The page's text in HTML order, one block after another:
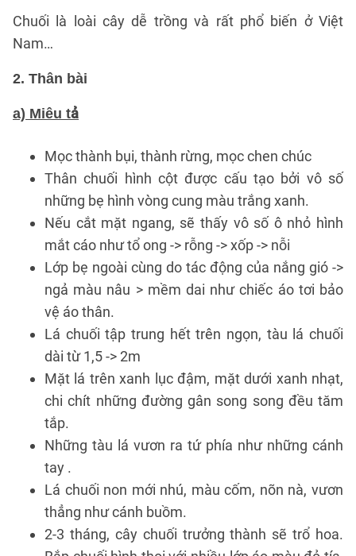
Chuối là loài cây dễ trồng và rất phổ biến ở Việt
Nam…
2. Thân bài
a) Miêu tả
Mọc thành bụi, thành rừng, mọc chen chúc
Thân chuối hình cột được cấu tạo bởi vô số
những bẹ hình vòng cung màu trắng xanh.
Nếu cắt mặt ngang, sẽ thấy vô số ô nhỏ hình
mắt cáo như tổ ong -> rỗng -> xốp -> nỗi
Lớp bẹ ngoài cùng do tác động của nắng gió ->
ngả màu nâu > mềm dai như chiếc áo tơi bảo
vệ áo thân.
Lá chuối tập trung hết trên ngọn, tàu lá chuối
dài từ 1,5 -> 2m
Mặt lá trên xanh lục đậm, mặt dưới xanh nhạt,
chi chít những đường gân song song đều tăm
tắp.
Những tàu lá vươn ra tứ phía như những cánh
tay .
Lá chuối non mới nhú, màu cốm, nõn nà, vươn
thẳng như cánh buồm.
2-3 tháng, cây chuối trưởng thành sẽ trổ hoa.